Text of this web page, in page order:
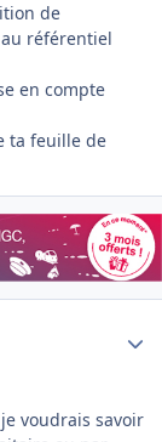
de
référentiel
en compte
ta feuille de
voudrais savoir